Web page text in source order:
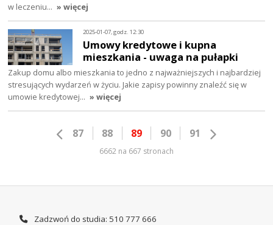
w leczeniu… » więcej
2025-01-07, godz. 12:30
Umowy kredytowe i kupna
mieszkania - uwaga na pułapki
Zakup domu albo mieszkania to jedno z najważniejszych i najbardziej
stresujących wydarzeń w życiu. Jakie zapisy powinny znaleźć się w
umowie kredytowej… » więcej
87 88 89 90 91
6662 na 667 stronach
Zadzwoń do studia: 510 777 666